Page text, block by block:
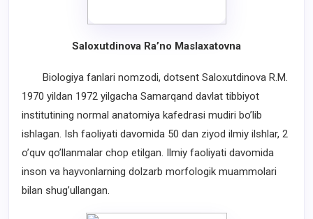
Saloxutdinova Ra’no Maslaxatovna
Biologiya fanlari nomzodi, dotsent Saloxutdinova R.M.
1970 yildan 1972 yilgacha Samarqand davlat tibbiyot
institutining normal anatomiya kafedrasi mudiri bo’lib
ishlagan. Ish faoliyati davomida 50 dan ziyod ilmiy ilshlar, 2
o’quv qo’llanmalar chop etilgan. Ilmiy faoliyati davomida
inson va hayvonlarning dolzarb morfologik muammolari
bilan shug’ullangan.